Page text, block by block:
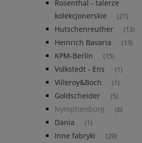
Rosenthal - talerze
kolekcjonerskie
(21)
Hutschenreuther (13)
Heinrich Bavaria (13)
KPM-Berlin (15)
Volkstedt - Ens (1)
Villeroy&Boch (1)
Goldscheider (5)
Nymphenburg (6)
Dania (1)
Inne fabryki (29)